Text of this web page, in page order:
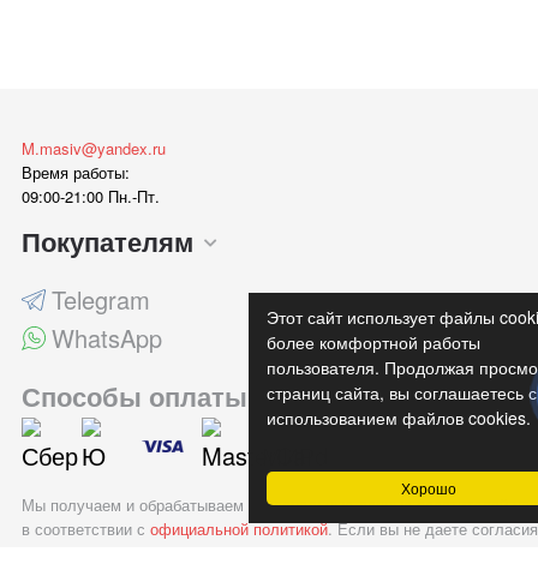
Хорошо
Этот сайт использует файлы
более комфортной работы
пользователя. Продолжая
страниц сайта, вы соглашаетесь с
использованием файлов cookies.
M.masiv@yandex.ru
Время работы:
09:00-21:00 Пн.-Пт.
Покупателям
Telegram
WhatsApp
Способы оплаты
Мы получаем и обрабатываем персональные данные посетителей
в соответствии софициальной политикой. Если вы не даете